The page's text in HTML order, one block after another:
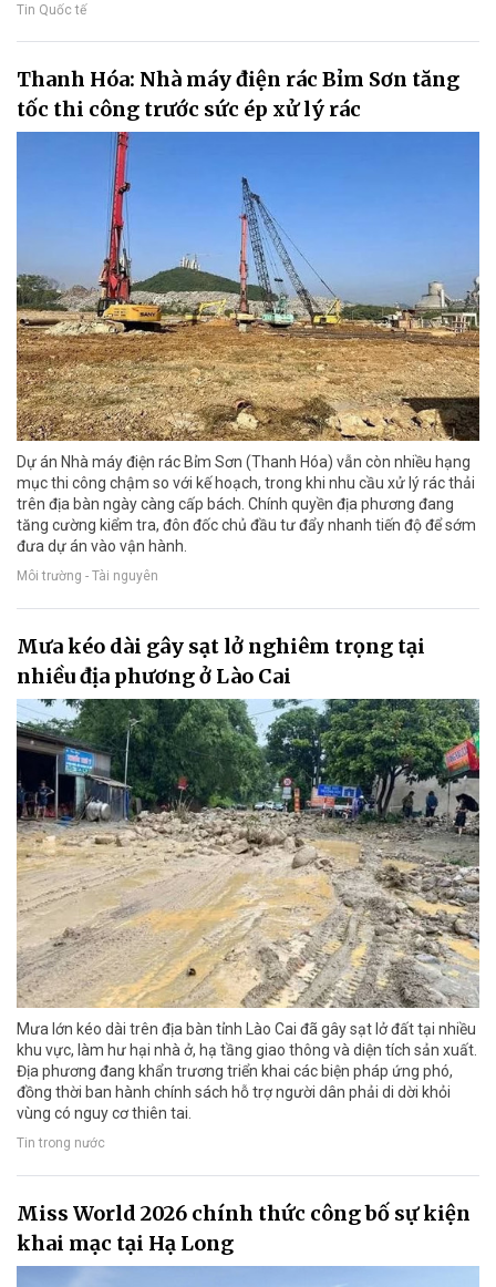
Tin Quốc tế
Thanh Hóa: Nhà máy điện rác Bỉm Sơn tăng
tốc thi công trước sức ép xử lý rác
Dự án Nhà máy điện rác Bỉm Sơn (Thanh Hóa) vẫn còn nhiều hạng
mục thi công chậm so với kế hoạch, trong khi nhu cầu xử lý rác thải
trên địa bàn ngày càng cấp bách. Chính quyền địa phương đang
tăng cường kiểm tra, đôn đốc chủ đầu tư đẩy nhanh tiến độ để sớm
đưa dự án vào vận hành.
Môi trường - Tài nguyên
Mưa kéo dài gây sạt lở nghiêm trọng tại
nhiều địa phương ở Lào Cai
Mưa lớn kéo dài trên địa bàn tỉnh Lào Cai đã gây sạt lở đất tại nhiều
khu vực, làm hư hại nhà ở, hạ tầng giao thông và diện tích sản xuất.
Địa phương đang khẩn trương triển khai các biện pháp ứng phó,
đồng thời ban hành chính sách hỗ trợ người dân phải di dời khỏi
vùng có nguy cơ thiên tai.
Tin trong nước
Miss World 2026 chính thức công bố sự kiện
khai mạc tại Hạ Long